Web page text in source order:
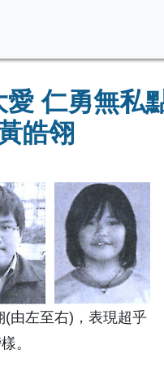
仁勇無私
皓翎
由左至右)，表現超乎
。